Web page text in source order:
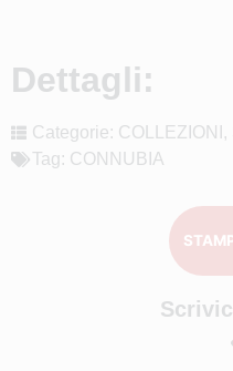
Dettagli:
Categorie: COLLEZIONI ,
Tag: CONNUBIA